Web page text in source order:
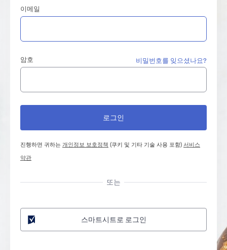
이메일
암호 비밀번호를 잊으셨나요?
진행하면 귀하는개인정보 보호정책 (쿠키 및 기타 기술 사용 포함)서비스
약관
또는
스마트시트로 로그인